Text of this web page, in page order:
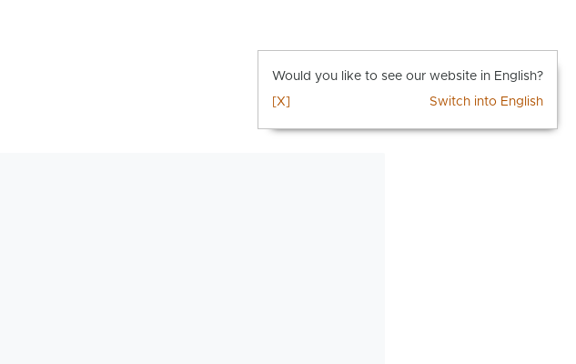
Would you like to see our website in English?
Switch into English
[X]